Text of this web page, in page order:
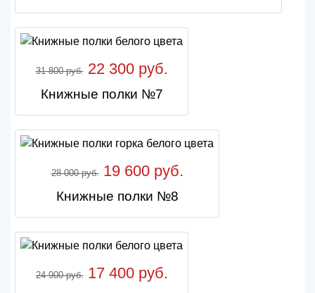
31 800 руб.22 300 руб.
Книжные полки №7
28 000 руб.19 600 руб.
Книжные полки №8
24 900 руб.17 400 руб.